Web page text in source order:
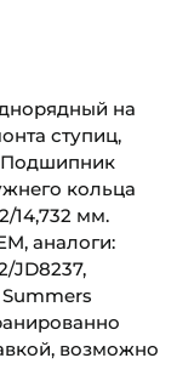
на
ступиц,
Подшипник
кольца
14,732 мм.
аналоги:
JD8237,
Summers
возможно